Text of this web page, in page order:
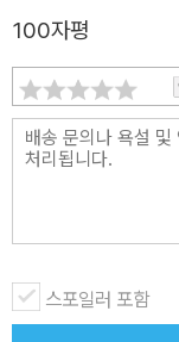
않는 작가의 상상력에
마음을 잡아끄는 그림을 만나게 됩니다. 고래를 타고 하늘을 날고, 끝
없는 수평선을 바라보
식이, 자유로움이 그
수 있습니다.
100자평
스포일러 포함